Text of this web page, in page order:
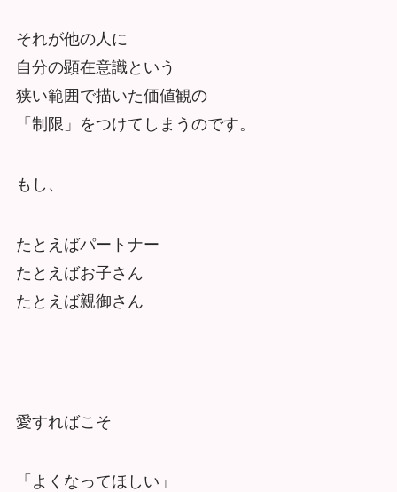
それが他の人に
自分の顕在意識という
狭い範囲で描いた価値観の
「制限」をつけてしまうのです。
もし、
たとえばパートナー
たとえばお子さん
たとえば親御さん
愛すればこそ
「よくなってほしい」